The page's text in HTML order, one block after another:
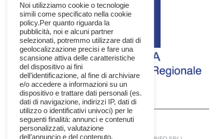
Noi utilizziamo cookie o tecnologie
simili come specificato nella cookie
policy.Per quanto riguarda la
pubblicità, noi e alcuni partner
selezionati, potremmo utilizzare dati di
geolocalizzazione precisi e fare una
scansione attiva delle caratteristiche
del dispositivo ai fini
dell’identificazione, al fine di archiviare
e/o accedere a informazioni su un
dispositivo e trattare dati personali (es.
dati di navigazione, indirizzi IP, dati di
utilizzo o identificativi univoci) per le
seguenti finalità: annunci e contenuti
personalizzati, valutazione
dell’annuncio e del contenuto,